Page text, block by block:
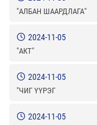
"АЛБАН ШААРДЛАГА"
2024-11-05
"АКТ"
2024-11-05
"ЧИГ ҮҮРЭГ
2024-11-05